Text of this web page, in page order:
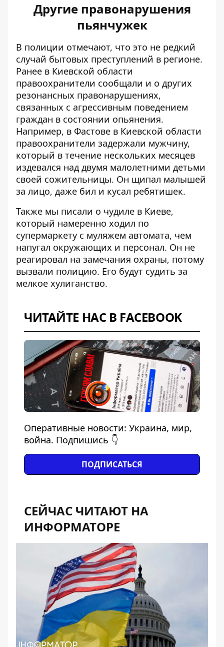
Другие правонарушения
пьянчужек
В полиции отмечают, что это не редкий
случай бытовых преступлений в регионе.
Ранее в Киевской области
правоохранители сообщали и о других
резонансных правонарушениях,
связанных с агрессивным поведением
граждан в состоянии опьянения.
Например, в Фастове в Киевской области
правоохранители задержали мужчину,
который в течение нескольких месяцев
издевался над двумя малолетними детьми
своей сожительницы. Он щипал малышей
за лицо, даже бил и кусал ребятишек.
Также мы писали о чудиле в Киеве,
который намеренно ходил по
супермаркету с муляжем автомата, чем
напугал окружающих и персонал. Он не
реагировал на замечания охраны, потому
вызвали полицию. Его будут судить за
мелкое хулиганство.
ЧИТАЙТЕ НАС В FACEBOOK
Оперативные новости: Украина, мир,
война. Подпишись 👇
ПОДПИСАТЬСЯ
СЕЙЧАС ЧИТАЮТ НА
ИНФОРМАТОРЕ